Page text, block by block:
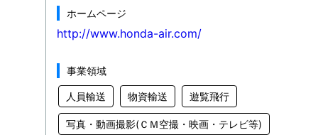
ホームページ
http://www.honda-air.com/
事業領域
人員輸送 物資輸送 遊覧飛行
写真・動画撮影(ＣＭ空撮・映画・テレビ等)